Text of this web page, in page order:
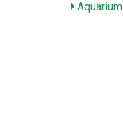
Aquarium